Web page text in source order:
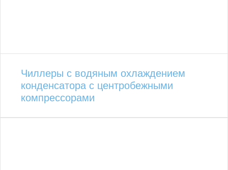
Чиллеры с водяным охлаждением
конденсатора с центробежными
компрессорами